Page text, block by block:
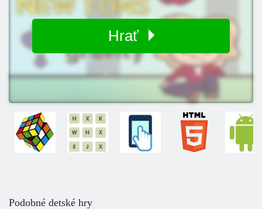
Hrať
Podobné detské hry